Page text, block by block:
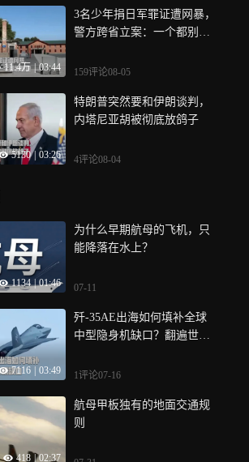
11.4万 | 03:44
3名少年捐日军罪证遭网暴，
警方跨省立案：一个都别想
159评论08-05
5130 03:26
特朗普突然要和伊朗谈判，
内塔尼亚胡被彻底放鸽子
4评论08-04
1134 | 01:46
为什么早期航母的飞机，只
能降落在水上？
07-11
7116 03:49
歼-35AE出海如何填补全球
中型隐身机缺口？翻遍世界
是韩国KF-21和土耳其KAAN
1评论07-16
418 | 02:37
航母甲板独有的地面交通规
则